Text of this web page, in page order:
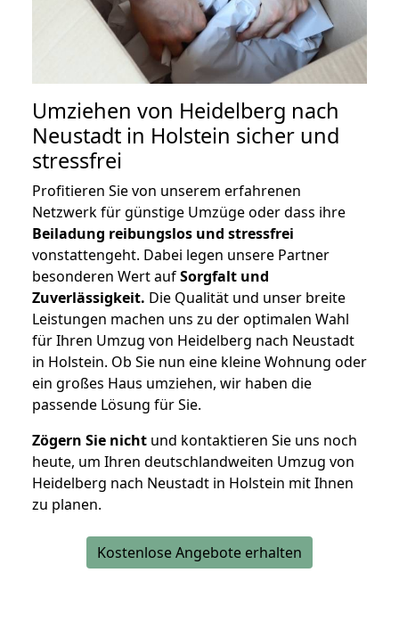
Umziehen von Heidelberg nach
Neustadt in Holstein sicher und
stressfrei
Profitieren Sie von unserem erfahrenen
Netzwerk für günstige Umzüge oder dass ihre
Beiladung reibungslos und stressfrei
vonstattengeht. Dabei legen unsere Partner
besonderen Wert aufSorgfalt und
Zuverlässigkeit. Die Qualität und unser breite
Leistungen machen uns zu der optimalen Wahl
für Ihren Umzug von Heidelberg nach Neustadt
in Holstein. Ob Sie nun eine kleine Wohnung oder
ein großes Haus umziehen, wir haben die
passende Lösung für Sie.
Zögern Sie nicht und kontaktieren Sie uns noch
heute, um Ihren deutschlandweiten Umzug von
Heidelberg nach Neustadt in Holstein mit Ihnen
zu planen.
Kostenlose Angebote erhalten